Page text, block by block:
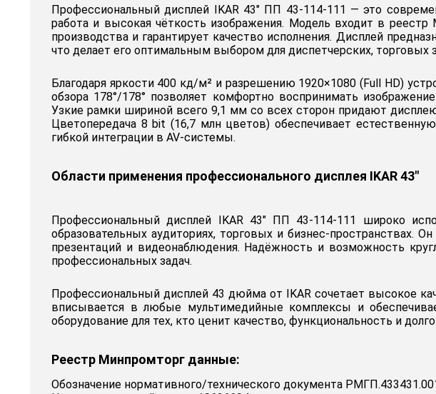
Профессиональный дисплей IKAR 43" ПП 43-114-111 — это
работа и высокая чёткость изображения. Модель входит в
производства и гарантирует качество исполнения. Дисплей
что делает его оптимальным выбором для диспетчерских, торговых
Благодаря яркости 400 кд/м² и разрешению 1920×1080 (Full HD)
обзора 178°/178° позволяет комфортно воспринимать
Узкие рамки шириной всего 9,1 мм со всех сторон придают
Цветопередача 8 bit (16,7 млн цветов) обеспечивает
гибкой интеграции в AV-системы.
Области применения профессионального дисплея IKAR 43"
Профессиональный дисплей IKAR 43" ПП 43-114-111 широко
образовательных аудиториях, торговых и бизнес-пространствах.
презентаций и видеонаблюдения. Надёжность и возможность
профессиональных задач.
Профессиональный дисплей 43 дюйма от IKAR сочетает высокое
вписывается в любые мультимедийные комплексы и
оборудование для тех, кто ценит качество, функциональность и
Реестр Минпромторг данные:
Обозначение нормативного/технического документа